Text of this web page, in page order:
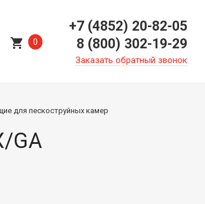
shopping_cart 0
+7 (4852) 20-82-05
8 (800) 302-19-29
Заказать обратный звонок
для пескоструйных камер
GA